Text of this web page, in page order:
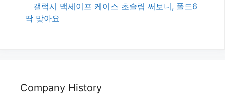
갤럭시 맥세이프 케이스 초슬림 써보니, 폴드6
딱 맞아요
Company History